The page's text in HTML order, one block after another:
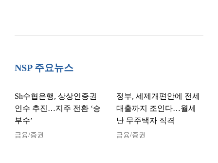
NSP 주요뉴스
Sh수협은행, 상상인증권
인수 추진…지주 전환 ‘승
부수’
금융/증권
정부, 세제개편안에 전세
대출까지 조인다…월세
난 무주택자 직격
금융/증권